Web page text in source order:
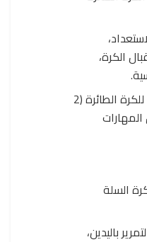
الكرة،
مباريات مصغرة للكرة الطائرة (2
المهارات
السلة
باليدين،